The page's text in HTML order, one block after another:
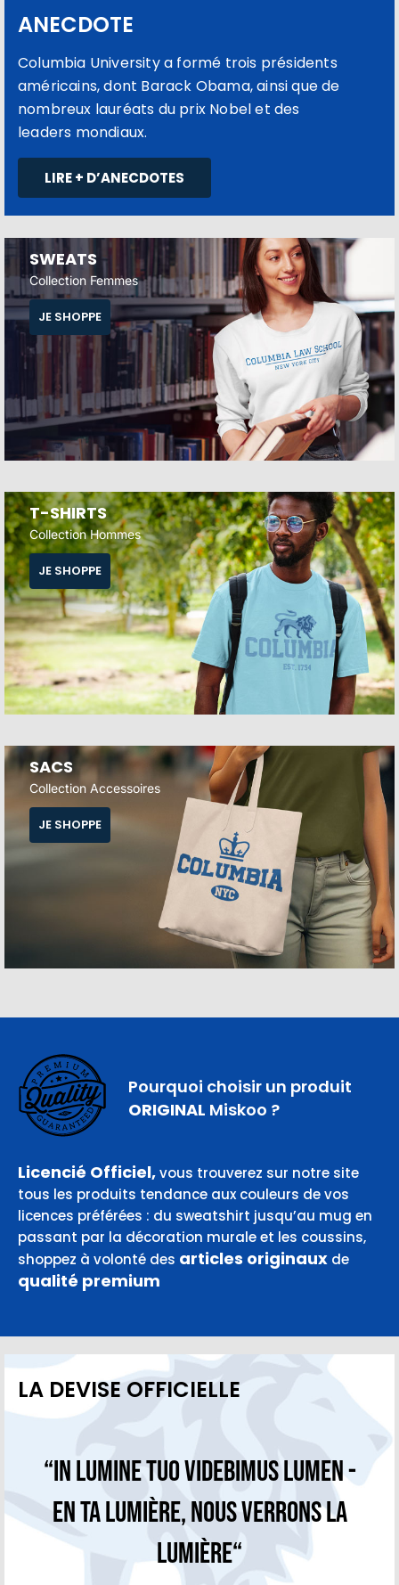
ANECDOTE
Columbia University a formé trois présidents
américains, dont Barack Obama, ainsi que de
nombreux lauréats du prix Nobel et des
leaders mondiaux.
LIRE + D’ANECDOTES
SWEATS
Collection Femmes
JE SHOPPE
T-SHIRTS
Collection Hommes
JE SHOPPE
SACS
Collection Accessoires
JE SHOPPE
Pourquoi choisir un produit
ORIGINAL Miskoo ?
Licencié Officiel,vous trouverez sur notre site
tous les produits tendance aux couleurs de vos
licences préférées : du sweatshirt jusqu’au mug en
passant par la décoration murale et les coussins,
shoppez à volonté des articles originaux de
qualité premium
LA DEVISE OFFICIELLE
“In Lumine Tuo Videbimus Lumen -
En Ta lumière, nous verrons la
lumière“